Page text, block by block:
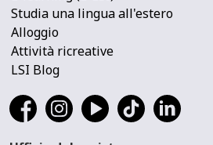
Studia una lingua all'estero
Alloggio
Attività ricreative
LSI Blog